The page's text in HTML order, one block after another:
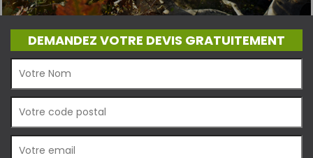
DEMANDEZ VOTRE DEVIS GRATUITEMENT